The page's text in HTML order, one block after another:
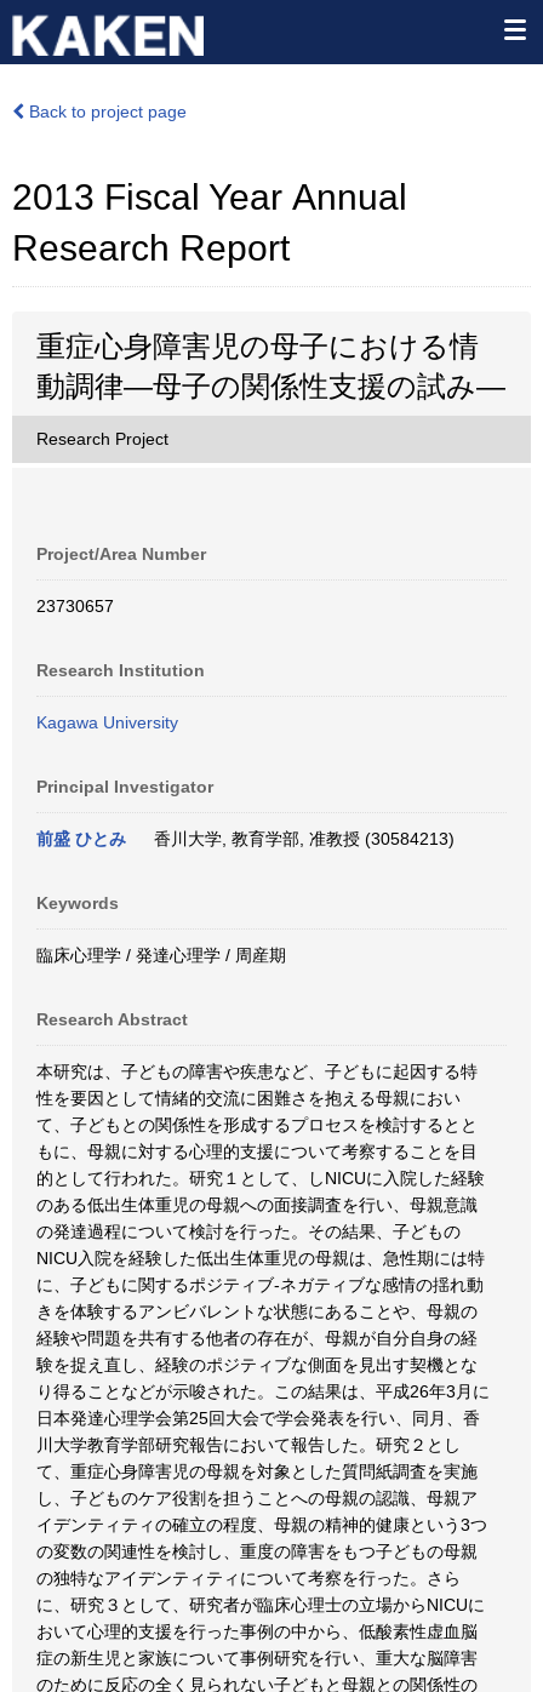
Back to project page
2013 Fiscal Year Annual
Research Report
重症心身障害児の母子における情
動調律―母子の関係性支援の試み―
Research Project
Project/Area Number
23730657
Research Institution
Kagawa University
Principal Investigator
前盛 ひとみ 香川大学, 教育学部, 准教授 (30584213)
Keywords
臨床心理学 / 発達心理学 / 周産期
Research Abstract
本研究は、子どもの障害や疾患など、子どもに起因する特
性を要因として情緒的交流に困難さを抱える母親におい
て、子どもとの関係性を形成するプロセスを検討するとと
もに、母親に対する心理的支援について考察することを目
的として行われた。研究１として、しNICUに入院した経験
のある低出生体重児の母親への面接調査を行い、母親意識
の発達過程について検討を行った。その結果、子どもの
NICU入院を経験した低出生体重児の母親は、急性期には特
に、子どもに関するポジティブ-ネガティブな感情の揺れ動
きを体験するアンビバレントな状態にあることや、母親の
経験や問題を共有する他者の存在が、母親が自分自身の経
験を捉え直し、経験のポジティブな側面を見出す契機とな
り得ることなどが示唆された。この結果は、平成26年3月に
日本発達心理学会第25回大会で学会発表を行い、同月、香
川大学教育学部研究報告において報告した。研究２とし
て、重症心身障害児の母親を対象とした質問紙調査を実施
し、子どものケア役割を担うことへの母親の認識、母親ア
イデンティティの確立の程度、母親の精神的健康という3つ
の変数の関連性を検討し、重度の障害をもつ子どもの母親
の独特なアイデンティティについて考察を行った。さら
に、研究３として、研究者が臨床心理士の立場からNICUに
おいて心理的支援を行った事例の中から、低酸素性虚血脳
症の新生児と家族について事例研究を行い、重大な脳障害
のために反応の全く見られない子どもと母親との関係性の